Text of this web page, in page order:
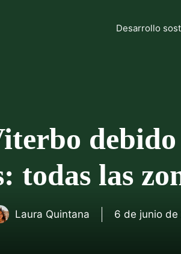
Desarrollo
todas las
Laura Quintana 6 de junio de